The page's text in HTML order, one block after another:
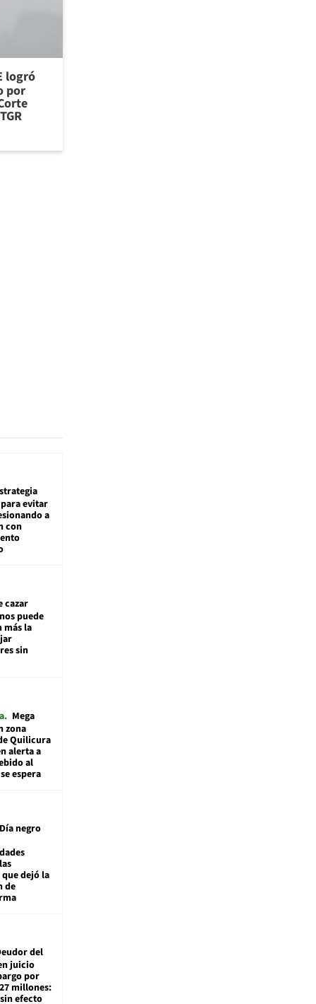
logró
por
evitar
a
con
cazar
puede
más la
sin
Mega
zona
Quilicura
alerta a
al
espera
negro
dejó la
de
del
juicio
por
millones:
efecto